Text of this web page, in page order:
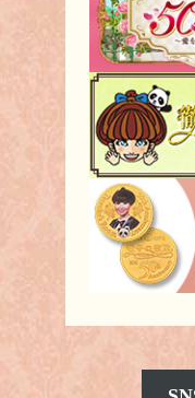
2026年2
『祝！
2月1
2026年1
1月14
2025年
『徹子
2025年